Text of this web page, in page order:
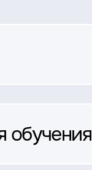
обучения